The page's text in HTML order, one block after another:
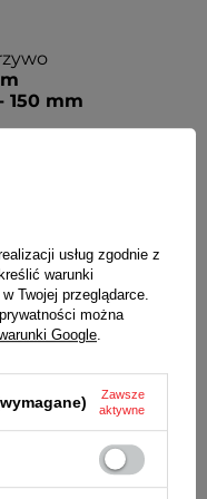
- 150 mm
-
150 mm
-105 mm
wskazówkę
usług zgodnie z
warunki
Twojej przeglądarce.
można
Google.
Zawsze
aktywne